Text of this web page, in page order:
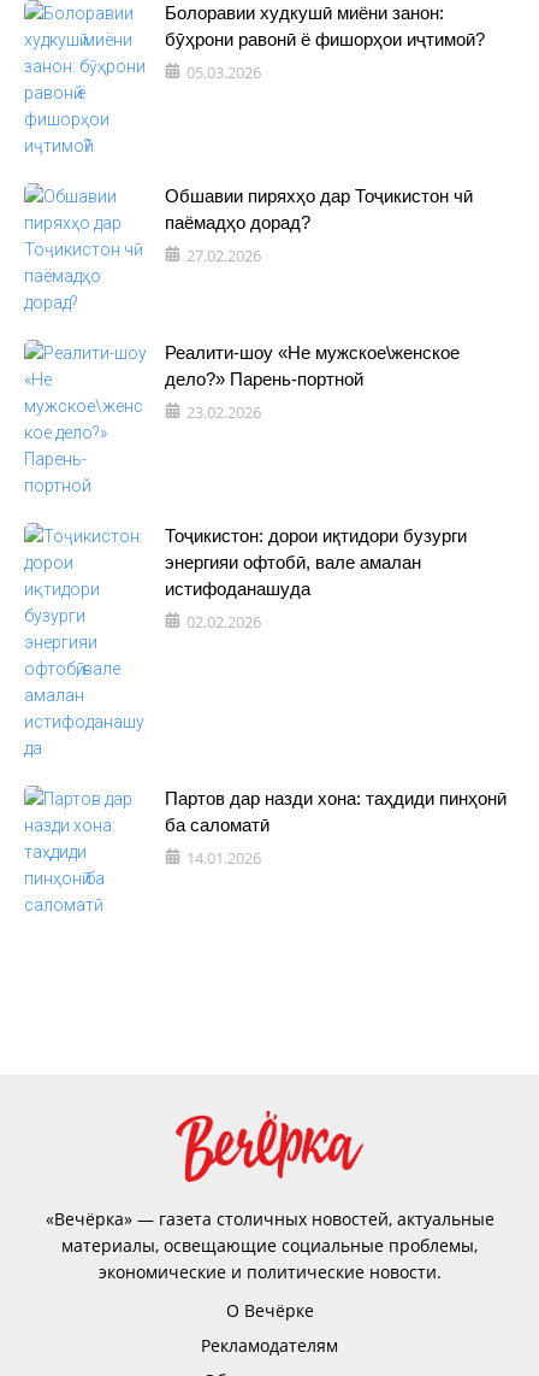
Болоравии худкушӣ миёни занон:
бӯҳрони равонӣ ё фишорҳои иҷтимоӣ?
05.03.2026
Обшавии пиряхҳо дар Тоҷикистон чӣ
паёмадҳо дорад?
27.02.2026
Реалити-шоу «Не мужское\женское
дело?» Парень-портной
23.02.2026
Тоҷикистон: дорои иқтидори бузурги
энергияи офтобӣ, вале амалан
истифоданашуда
02.02.2026
Партов дар назди хона: таҳдиди пинҳонӣ
ба саломатӣ
14.01.2026
«Вечёрка» — газета столичных новостей, актуальные
материалы, освещающие социальные проблемы,
экономические и политические новости.
О Вечёрке
Рекламодателям